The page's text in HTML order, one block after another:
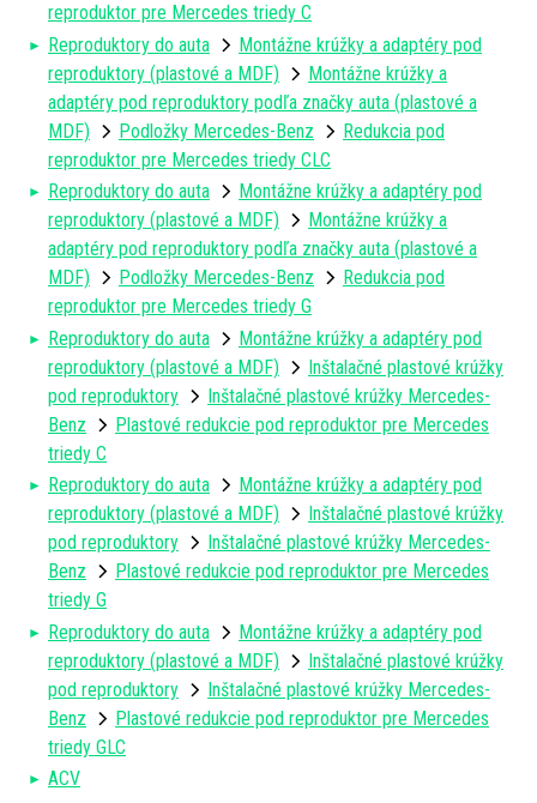
reproduktor pre Mercedes triedy C
Reproduktory do auta
Montážne krúžky a adaptéry pod
reproduktory (plastové a MDF)
Montážne krúžky a
adaptéry pod reproduktory podľa značky auta (plastové a
MDF)
Podložky Mercedes-Benz
Redukcia pod
reproduktor pre Mercedes triedy CLC
Reproduktory do auta
Montážne krúžky a adaptéry pod
reproduktory (plastové a MDF)
Montážne krúžky a
adaptéry pod reproduktory podľa značky auta (plastové a
MDF)
Podložky Mercedes-Benz
Redukcia pod
reproduktor pre Mercedes triedy G
Reproduktory do auta
Montážne krúžky a adaptéry pod
reproduktory (plastové a MDF)
Inštalačné plastové krúžky
pod reproduktory
Inštalačné plastové krúžky Mercedes-
Benz
Plastové redukcie pod reproduktor pre Mercedes
triedy C
Reproduktory do auta
Montážne krúžky a adaptéry pod
reproduktory (plastové a MDF)
Inštalačné plastové krúžky
pod reproduktory
Inštalačné plastové krúžky Mercedes-
Benz
Plastové redukcie pod reproduktor pre Mercedes
triedy G
Reproduktory do auta
Montážne krúžky a adaptéry pod
reproduktory (plastové a MDF)
Inštalačné plastové krúžky
pod reproduktory
Inštalačné plastové krúžky Mercedes-
Benz
Plastové redukcie pod reproduktor pre Mercedes
triedy GLC
ACV